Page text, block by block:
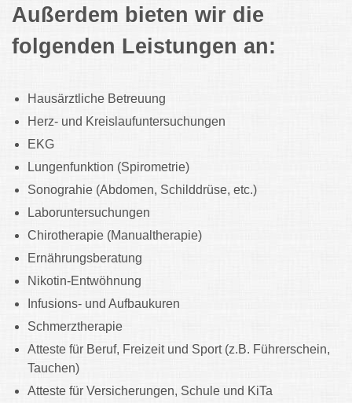
Außerdem bieten wir die
folgenden Leistungen an:
Hausärztliche Betreuung
Herz- und Kreislaufuntersuchungen
EKG
Lungenfunktion (Spirometrie)
Sonograhie (Abdomen, Schilddrüse, etc.)
Laboruntersuchungen
Chirotherapie (Manualtherapie)
Ernährungsberatung
Nikotin-Entwöhnung
Infusions- und Aufbaukuren
Schmerztherapie
Atteste für Beruf, Freizeit und Sport (z.B. Führerschein,
Tauchen)
Atteste für Versicherungen, Schule und KiTa